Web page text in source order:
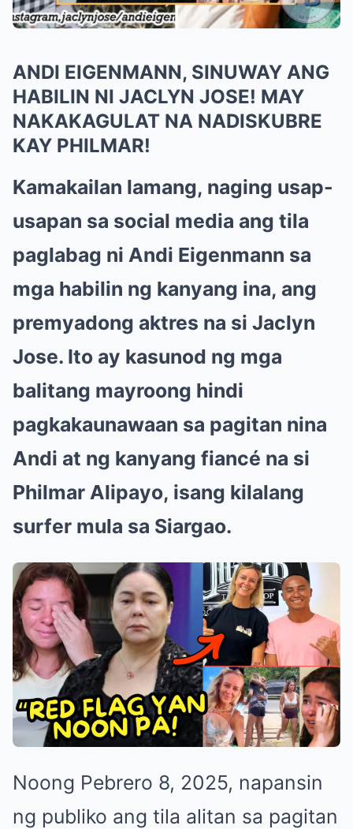
ANDI EIGENMANN, SINUWAY ANG
HABILIN NI JACLYN JOSE! MAY
NAKAKAGULAT NA NADISKUBRE
KAY PHILMAR!
Kamakailan lamang, naging usap-
usapan sa social media ang tila
paglabag ni Andi Eigenmann sa
mga habilin ng kanyang ina, ang
premyadong aktres na si Jaclyn
Jose. Ito ay kasunod ng mga
balitang mayroong hindi
pagkakaunawaan sa pagitan nina
Andi at ng kanyang fiancé na si
Philmar Alipayo, isang kilalang
surfer mula sa Siargao.
Noong Pebrero 8, 2025, napansin
ng publiko ang tila alitan sa pagitan